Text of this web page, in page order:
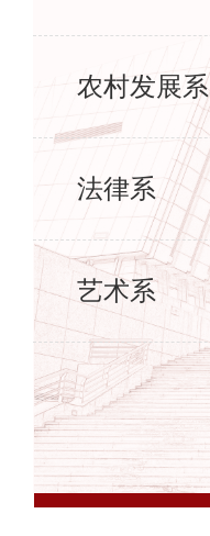
农村发展系
法律系
艺术系